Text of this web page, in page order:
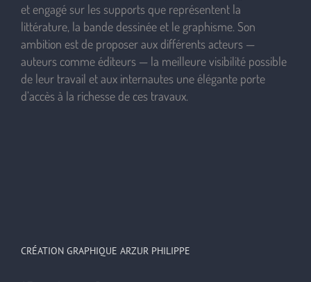
et engagé sur les supports que représentent la
littérature, la bande dessinée et le graphisme. Son
ambition est de proposer aux différents acteurs —
auteurs comme éditeurs — la meilleure visibilité possible
de leur travail et aux internautes une élégante porte
d’accès à la richesse de ces travaux.
CRÉATION GRAPHIQUE ARZUR PHILIPPE